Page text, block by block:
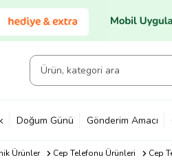
Doğum Günü Gönderim Amacı
Ürünler Cep Telefonu Ürünleri Cep